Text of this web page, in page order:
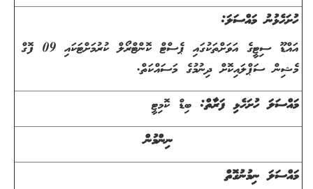
ހުށަހެޅުނު މައްސަލަ:
އައްޑޫ ސިޓީގެ އަވަށްތަކުގައި ޕެސްޓް ކޮންޓްރޯލް ކުރުމަށްޓަކައި 09 ފޮގް
މެޝިން ސަޕްލައިކޮށް ދިނުމުގެ މަސައްކަތް.
މައްސަލަ ހުށަހެޅި ފަރާތް: ބިޑް ކޮމިޓީ
ނިންމުން
މައްސަލަ ނިމުނުގޮތް